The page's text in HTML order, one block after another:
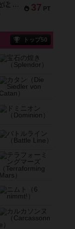
37 PT
フリップ７：復讐心とともに
トップ50